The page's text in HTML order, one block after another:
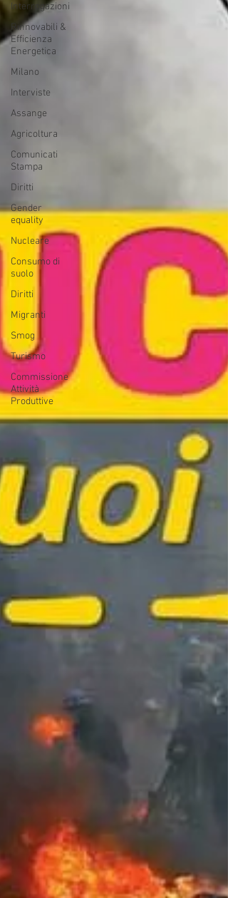
Interrogazioni
Rinnovabili &
Efficienza
Energetica
Milano
Interviste
Assange
Agricoltura
Comunicati
Stampa
Diritti
Gender
equality
Nucleare
Consumo di
suolo
Diritti
Migranti
Smog
Turismo
Commissione
Attività
Produttive